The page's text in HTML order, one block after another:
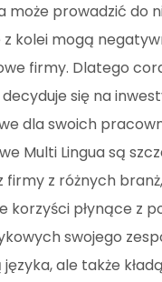
może prowadzić do
kolei mogą
firmy. Dlatego
się na
dla swoich
Multi Lingua są
firmy z różnych
korzyści płynące z
swojego
ale także